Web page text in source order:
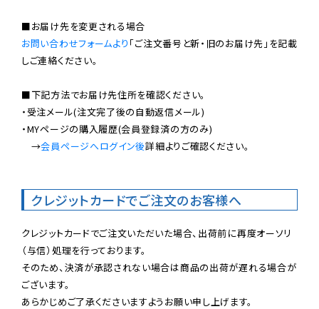
お問い合わせフォームより 「ご注文番号と新・旧のお届け先」を記載
しご連絡ください。
■下記方法でお届け先住所を確認ください。
・受注メール(注文完了後の自動返信メール)
・MYページの購入履歴(会員登録済の方のみ)
→会員ページへログイン後詳細よりご確認ください。
クレジットカードでご注文のお客様へ
クレジットカードでご注文いただいた場合、出荷前に再度オーソリ
（与信）処理を行っております。
そのため、決済が承認されない場合は商品の出荷が遅れる場合が
ございます。
あらかじめご了承くださいますようお願い申し上げます。